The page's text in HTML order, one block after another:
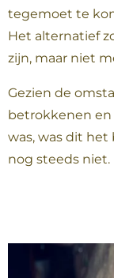
tegemoet te
Het alternatief
zijn, maar niet
Gezien de
betrokkenen en
was, was dit het
nog steeds niet.